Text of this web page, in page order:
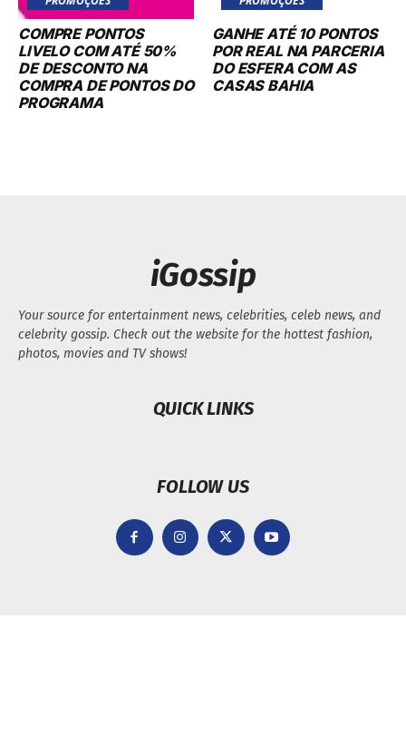
COMPRE PONTOS
LIVELO COM ATÉ 50%
DE DESCONTO NA
COMPRA DE PONTOS DO
PROGRAMA
GANHE ATÉ 10 PONTOS
POR REAL NA PARCERIA
DO ESFERA COM AS
CASAS BAHIA
iGossip
Your source for entertainment news, celebrities, celeb news, and
celebrity gossip. Check out the website for the hottest fashion,
photos, movies and TV shows!
QUICK LINKS
FOLLOW US